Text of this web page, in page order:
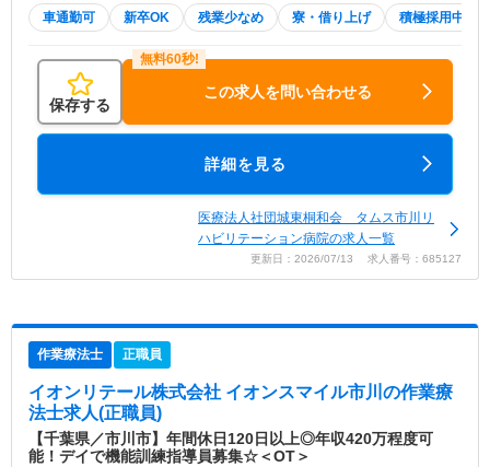
車通勤可 新卒OK 残業少なめ 寮・借り上げ 積極採用中
保存する
この求人を問い合わせる
詳細を見る
医療法人社団城東桐和会 タムス市川リ
ハビリテーション病院の求人一覧
更新日：2026/07/13 求人番号：685127
作業療法士 正職員
イオンリテール株式会社 イオンスマイル市川 の作業療
法士求人(正職員)
【千葉県／市川市】年間休日120日以上◎年収420万程度可
能！デイで機能訓練指導員募集☆＜OT＞